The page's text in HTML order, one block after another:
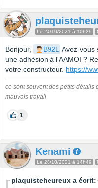
Le 24/10/2021 à 10h29
Bonjour, B92L Avez-vous
une adhésion à l'AAMOI ?
votre constructeur. https://
ce sont souvent des petits détails
mauvais travail
1
Kenami
Le 28/10/2021 à 14h49
plaquisteheureux a écrit: